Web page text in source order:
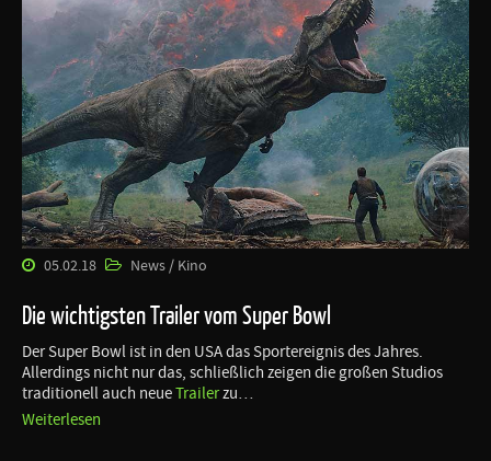
05.02.18 News / Kino
Die wichtigsten Trailer vom Super Bowl
Der Super Bowl ist in den USA das Sportereignis des Jahres.
Allerdings nicht nur das, schließlich zeigen die großen Studios
traditionell auch neueTrailerzu…
Weiterlesen